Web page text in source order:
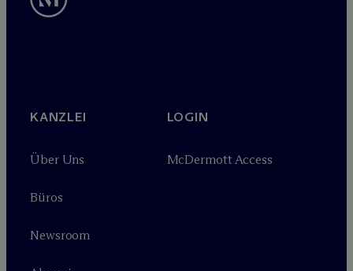
KANZLEI
Über Uns
Büros
Newsroom
LOGIN
McDermott Access